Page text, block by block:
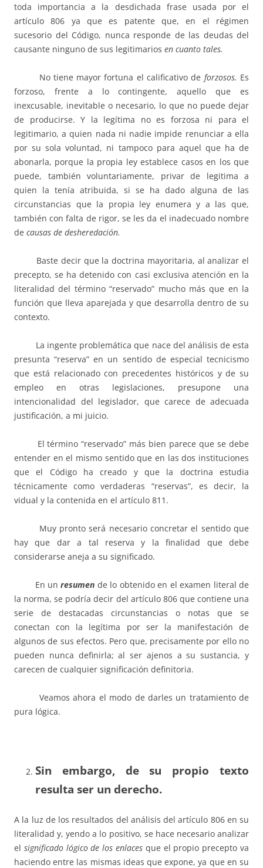
toda importancia a la desdichada frase usada por el
artículo 806 ya que es patente que, en el régimen
sucesorio del Código, nunca responde de las deudas del
causante ninguno de sus legitimarios en cuanto tales.
No tiene mayor fortuna el calificativo de forzosos. Es
forzoso, frente a lo contingente, aquello que es
inexcusable, inevitable o necesario, lo que no puede dejar
de producirse. Y la legítima no es forzosa ni para el
legitimario, a quien nada ni nadie impide renunciar a ella
por su sola voluntad, ni tampoco para aquel que ha de
abonarla, porque la propia ley establece casos en los que
puede, también voluntariamente, privar de legitima a
quien la tenía atribuida, si se ha dado alguna de las
circunstancias que la propia ley enumera y a las que,
también con falta de rigor, se les da el inadecuado nombre
de causas de desheredación.
Baste decir que la doctrina mayoritaria, al analizar el
precepto, se ha detenido con casi exclusiva atención en la
literalidad del término “reservado” mucho más que en la
función que lleva aparejada y que desarrolla dentro de su
contexto.
La ingente problemática que nace del análisis de esta
presunta “reserva” en un sentido de especial tecnicismo
que está relacionado con precedentes históricos y de su
empleo en otras legislaciones, presupone una
intencionalidad del legislador, que carece de adecuada
justificación, a mi juicio.
El término “reservado” más bien parece que se debe
entender en el mismo sentido que en las dos instituciones
que el Código ha creado y que la doctrina estudia
técnicamente como verdaderas “reservas”, es decir, la
vidual y la contenida en el artículo 811.
Muy pronto será necesario concretar el sentido que
hay que dar a tal reserva y la finalidad que debe
considerarse aneja a su significado.
En unresumen de lo obtenido en el examen literal de
la norma, se podría decir del artículo 806 que contiene una
serie de destacadas circunstancias o notas que se
conectan con la legítima por ser la manifestación de
algunos de sus efectos. Pero que, precisamente por ello no
pueden nunca definirla; al ser ajenos a su sustancia, y
carecen de cualquier significación definitoria.
Veamos ahora el modo de darles un tratamiento de
pura lógica.
Sin embargo, de su propio texto
resulta ser un derecho.
A la luz de los resultados del análisis del artículo 806 en su
literalidad y, yendo a lo positivo, se hace necesario analizar
el significado lógico de los enlaces que el propio precepto va
haciendo entre las mismas ideas que expone, ya que en su